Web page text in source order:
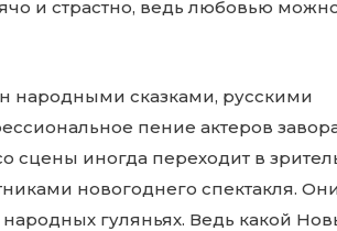
и страстно, ведь любовью
народными сказками, русскими
пение актеров
сцены иногда переходит в
новогоднего спектакля.
гуляньях. Ведь какой